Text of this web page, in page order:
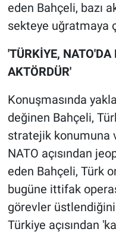
eden Bahçeli, bazı
sekteye uğratmaya
'TÜRKİYE,
AKTÖRDÜR'
Konuşmasında
değinen Bahçeli,
stratejik konumuna
NATO açısından
eden Bahçeli, Türk
bugüne ittifak
görevler
Türkiye açısından